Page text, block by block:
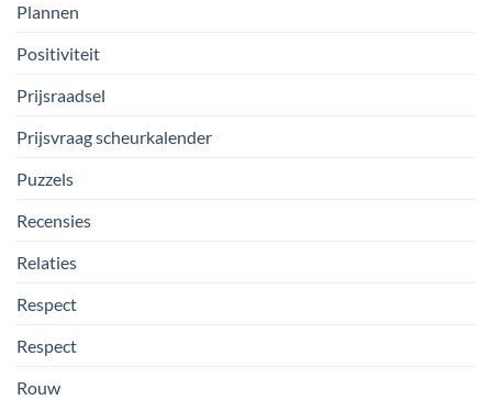
Plannen
Positiviteit
Prijsraadsel
Prijsvraag scheurkalender
Puzzels
Recensies
Relaties
Respect
Respect
Rouw